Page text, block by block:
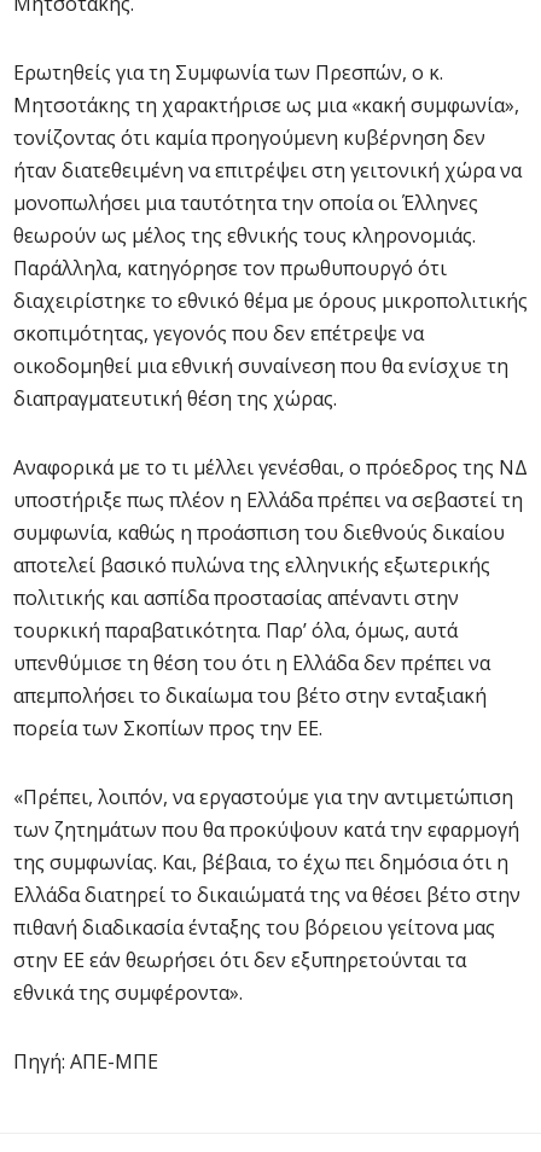
Ερωτηθείς για τη Συμφωνία των Πρεσπών, ο κ.
Μητσοτάκης τη χαρακτήρισε ως μια «κακή συμφωνία»,
τονίζοντας ότι καμία προηγούμενη κυβέρνηση δεν
ήταν διατεθειμένη να επιτρέψει στη γειτονική χώρα να
μονοπωλήσει μια ταυτότητα την οποία οι Έλληνες
θεωρούν ως μέλος της εθνικής τους κληρονομιάς.
Παράλληλα, κατηγόρησε τον πρωθυπουργό ότι
διαχειρίστηκε το εθνικό θέμα με όρους μικροπολιτικής
σκοπιμότητας, γεγονός που δεν επέτρεψε να
οικοδομηθεί μια εθνική συναίνεση που θα ενίσχυε τη
διαπραγματευτική θέση της χώρας.
Αναφορικά με το τι μέλλει γενέσθαι, ο πρόεδρος της ΝΔ
υποστήριξε πως πλέον η Ελλάδα πρέπει να σεβαστεί τη
συμφωνία, καθώς η προάσπιση του διεθνούς δικαίου
αποτελεί βασικό πυλώνα της ελληνικής εξωτερικής
πολιτικής και ασπίδα προστασίας απέναντι στην
τουρκική παραβατικότητα. Παρ’ όλα, όμως, αυτά
υπενθύμισε τη θέση του ότι η Ελλάδα δεν πρέπει να
απεμπολήσει το δικαίωμα του βέτο στην ενταξιακή
πορεία των Σκοπίων προς την ΕΕ.
«Πρέπει, λοιπόν, να εργαστούμε για την αντιμετώπιση
των ζητημάτων που θα προκύψουν κατά την εφαρμογή
της συμφωνίας. Και, βέβαια, το έχω πει δημόσια ότι η
Ελλάδα διατηρεί το δικαιώματά της να θέσει βέτο στην
πιθανή διαδικασία ένταξης του βόρειου γείτονα μας
στην ΕΕ εάν θεωρήσει ότι δεν εξυπηρετούνται τα
εθνικά της συμφέροντα».
Πηγή: ΑΠΕ-ΜΠΕ